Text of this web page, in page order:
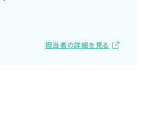
担当者の詳細を見る